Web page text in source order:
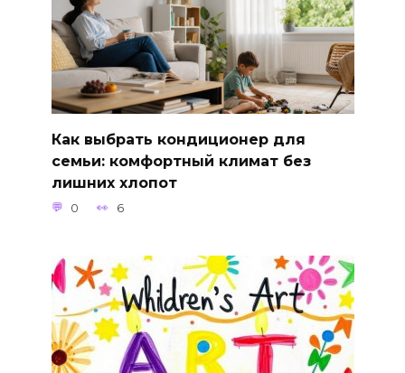
Как выбрать кондиционер для
семьи: комфортный климат без
лишних хлопот
0 6